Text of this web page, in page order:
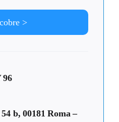
>
96
b, 00181 Roma –